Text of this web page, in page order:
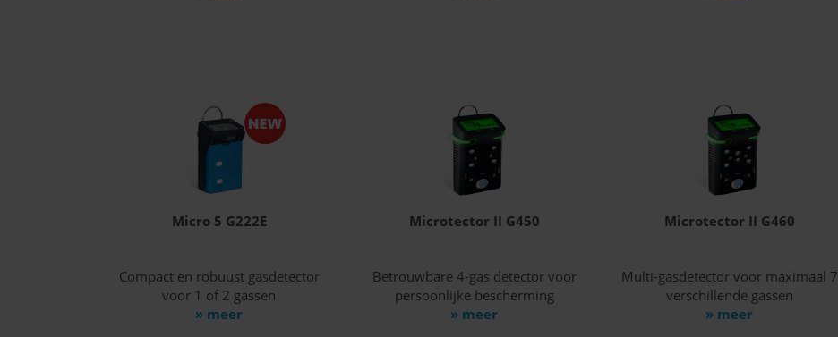
Micro 5 G222E
Compact en robuust gasdetector
voor 1 of 2 gassen
» meer
Microtector II G450
Betrouwbare 4-gas detector voor
persoonlijke bescherming
» meer
Microtector II G460
Multi-gasdetector voor maximaal 7
verschillende gassen
» meer